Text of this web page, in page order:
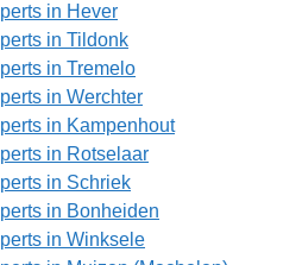
in Hever
in Tildonk
in Tremelo
in Werchter
in Kampenhout
in Rotselaar
in Schriek
in Bonheiden
in Winksele